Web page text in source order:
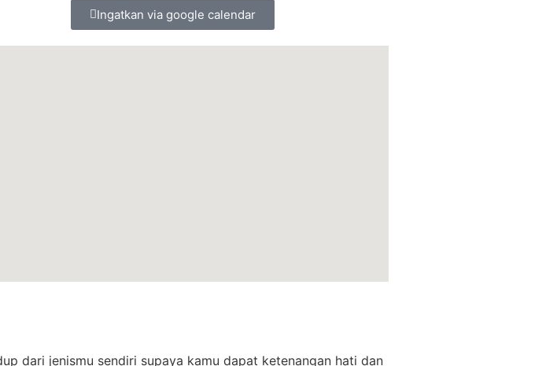
Ingatkan via google calendar
dari jenismu sendiri supaya kamu dapat ketenangan hati dan